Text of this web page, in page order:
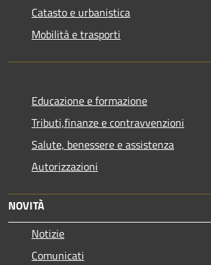
Catasto e urbanistica
Mobilità e trasporti
Educazione e formazione
Tributi,finanze e contravvenzioni
Salute, benessere e assistenza
Autorizzazioni
NOVITÀ
Notizie
Comunicati